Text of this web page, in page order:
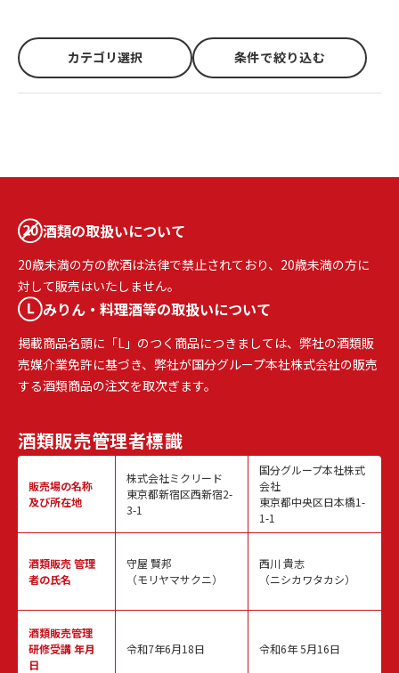
カテゴリ選択 条件で絞り込む
酒類の取扱いについて
20歳未満の方の飲酒は法律で禁止されており、20歳未満の方に
対して販売はいたしません。
みりん・料理酒等の取扱いについて
掲載商品名頭に「L」のつく商品につきましては、弊社の酒類販
売媒介業免許に基づき、弊社が国分グループ本社株式会社の販売
する酒類商品の注文を取次ぎます。
酒類販売管理者標識
販売場の名称
及び所在地
酒類販売管理
者の氏名
酒類販売管理
研修受講 年月
日
株式会社ミクリード
東京都新宿区西新宿2-
3-1
守屋 賢邦
（モリヤマサクニ）
令和7年6月18日
国分グループ本社株式
会社
東京都中央区日本橋1-
1-1
西川 貴志
（ニシカワタカシ）
令和6年 5月16日